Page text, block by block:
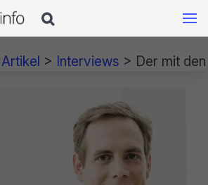

Artikel > Interviews > Der mit